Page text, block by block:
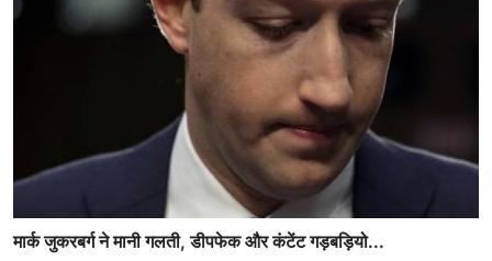
मार्क जुकरबर्ग ने मानी गलती, डीपफेक और कंटेंट गड़बड़ियो...